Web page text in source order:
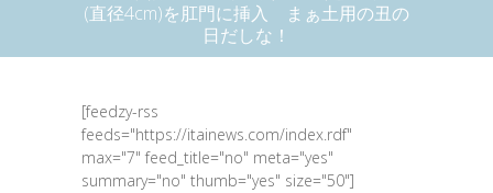
(直径4cm)を肛門に挿入 まぁ土用の丑の
日だしな！
[feedzy-rss
feeds="https://itainews.com/index.rdf"
max="7" feed_title="no" meta="yes"
summary="no" thumb="yes" size="50"]